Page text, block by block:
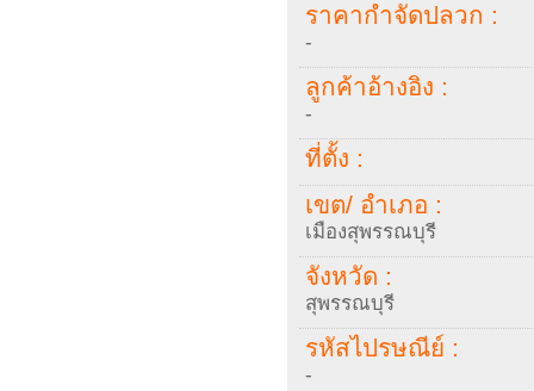
ราคากำจัดปลวก :
-
ลูกค้าอ้างอิง :
-
ที่ตั้ง :
เขต/ อำเภอ :
เมืองสุพรรณบุรี
จังหวัด :
สุพรรณบุรี
รหัสไปรษณีย์ :
-